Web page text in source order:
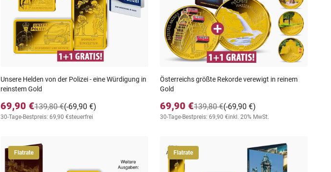
Unsere Helden von der Polizei - eine Würdigung in
reinstem Gold
69,90 € (-69,90 €)
139,80 €
30-Tage-Bestpreis: 69,90 €steuerfrei
Österreichs größte Rekorde verewigt in reinem
Gold
69,90 € (-69,90 €)
139,80 €
30-Tage-Bestpreis: 69,90 €inkl. 20% MwSt.
Flatrate Flatrate